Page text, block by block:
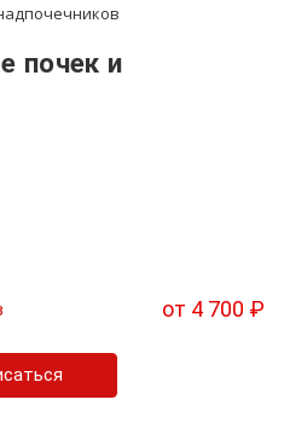
почек и
от 4 700 ₽